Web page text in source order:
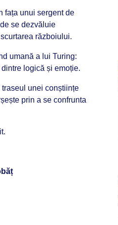
fața unui sergent de
se dezvăluie
războiului.
umană a lui Turing:
logică și emoție.
traseul unei conștiințe
prin a se confrunta